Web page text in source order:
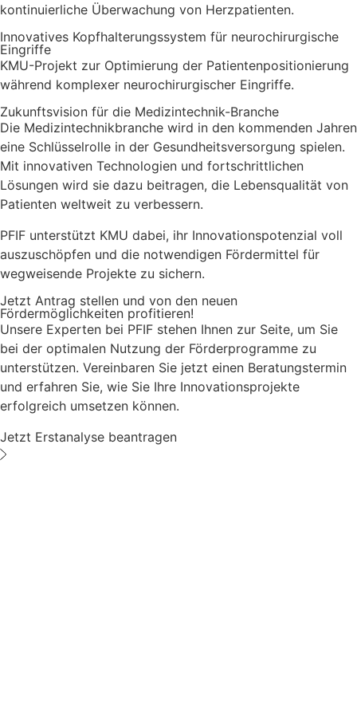
kontinuierliche Überwachung von Herzpatienten.
Innovatives Kopfhalterungssystem für neurochirurgische
Eingriffe
KMU-Projekt zur Optimierung der Patientenpositionierung
während komplexer neurochirurgischer Eingriffe.
Zukunftsvision für die Medizintechnik-Branche
Die Medizintechnikbranche wird in den kommenden Jahren
eine Schlüsselrolle in der Gesundheitsversorgung spielen.
Mit innovativen Technologien und fortschrittlichen
Lösungen wird sie dazu beitragen, die Lebensqualität von
Patienten weltweit zu verbessern.
PFIF unterstützt KMU dabei, ihr Innovationspotenzial voll
auszuschöpfen und die notwendigen Fördermittel für
wegweisende Projekte zu sichern.
Jetzt Antrag stellen und von den neuen
Fördermöglichkeiten profitieren!
Unsere Experten bei PFIF stehen Ihnen zur Seite, um Sie
bei der optimalen Nutzung der Förderprogramme zu
unterstützen. Vereinbaren Sie jetzt einen Beratungstermin
und erfahren Sie, wie Sie Ihre Innovationsprojekte
erfolgreich umsetzen können.
Jetzt Erstanalyse beantragen